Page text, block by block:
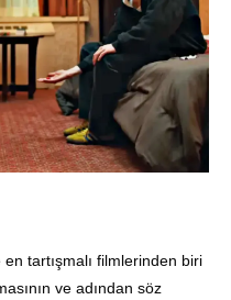
tartışmalı filmlerinden biri
ve adından söz